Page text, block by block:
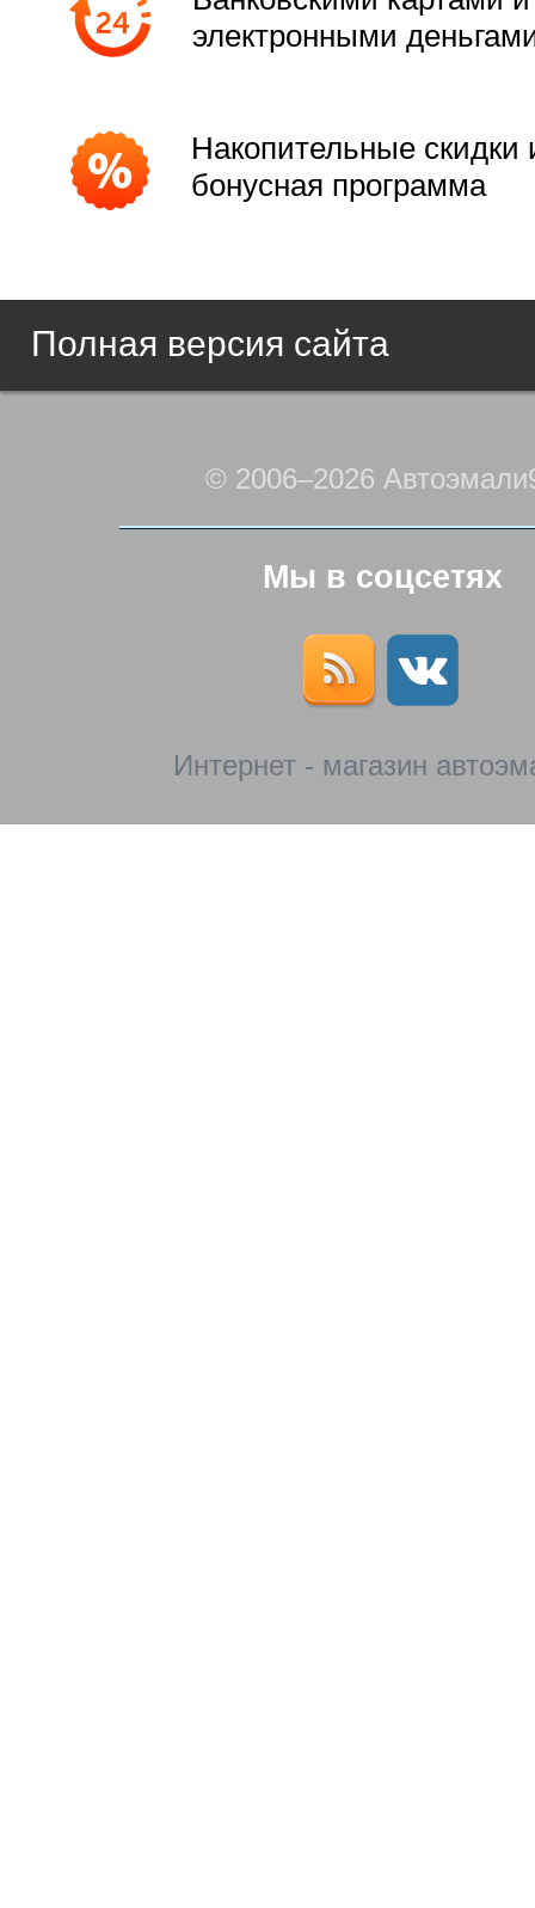
электронными
Накопительные скидки
бонусная программа
Полная версия сайта
© 2006–2026
Мы в соцсетях
Интернет - магазин